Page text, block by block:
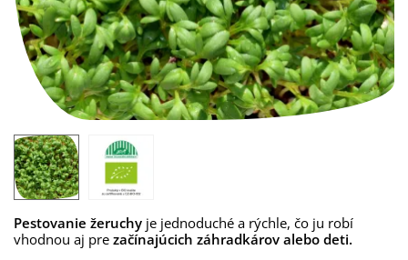
Pestovanie žeruchy je jednoduché a rýchle, čo ju robí
vhodnou aj pre začínajúcich záhradkárov alebo deti.